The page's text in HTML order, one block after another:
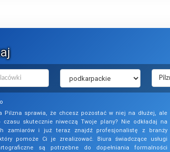
Pilzna sprawia, że chcesz pozostać w niej na dłużej, ale
czasu skutecznie niweczą Twoje plany? Nie odkładaj na
zamiarów i już teraz znajdź profesjonalistę z branży
pomoże Ci je zrealizować. Biura świadczące usługi
są potrzebne do dopełniania formalności